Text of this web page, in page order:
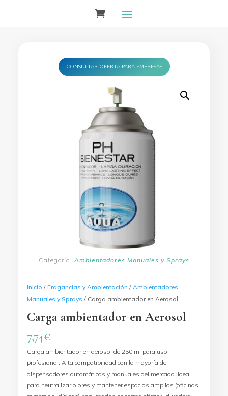
CONSULTAR OFERTA PARA EMPRESAS
Categoría: Ambientadores Manuales y Sprays
Inicio / Fragancias y Ambientación / Ambientadores
Manuales y Sprays / Carga ambientador en Aerosol
Carga ambientador en Aerosol
7,74€
Carga ambientador en aerosol de 250 ml para uso
profesional. Alta compatibilidad con la mayoría de
dispensadores automáticos y manuales del mercado. Ideal
para neutralizar olores y mantener espacios amplios (oficinas,